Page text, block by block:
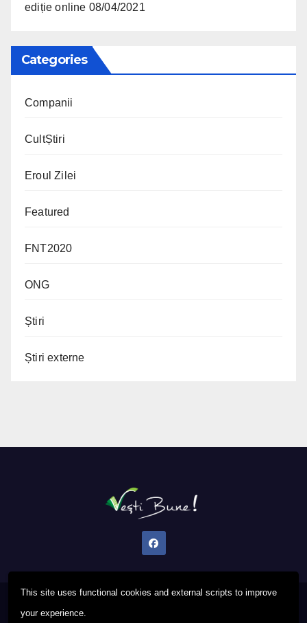
This site uses functional cookies and external scripts to improve
your experience.
ediție online 08/04/2021
Categories
Companii
CultȘtiri
Eroul Zilei
Featured
FNT2020
ONG
Știri
Știri externe
Proudly powered by WordPress